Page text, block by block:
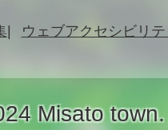
ウェブアクセシビリ
Misato